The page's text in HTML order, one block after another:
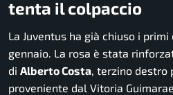
tenta il colpaccio
La Juventus ha già chiuso i
gennaio. La rosa è stata
di Alberto Costa , terzino
proveniente dal Vitoria